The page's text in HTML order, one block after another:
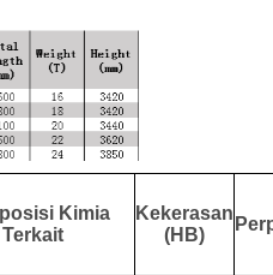
Kimia
Terkait
Kekerasan
(HB)